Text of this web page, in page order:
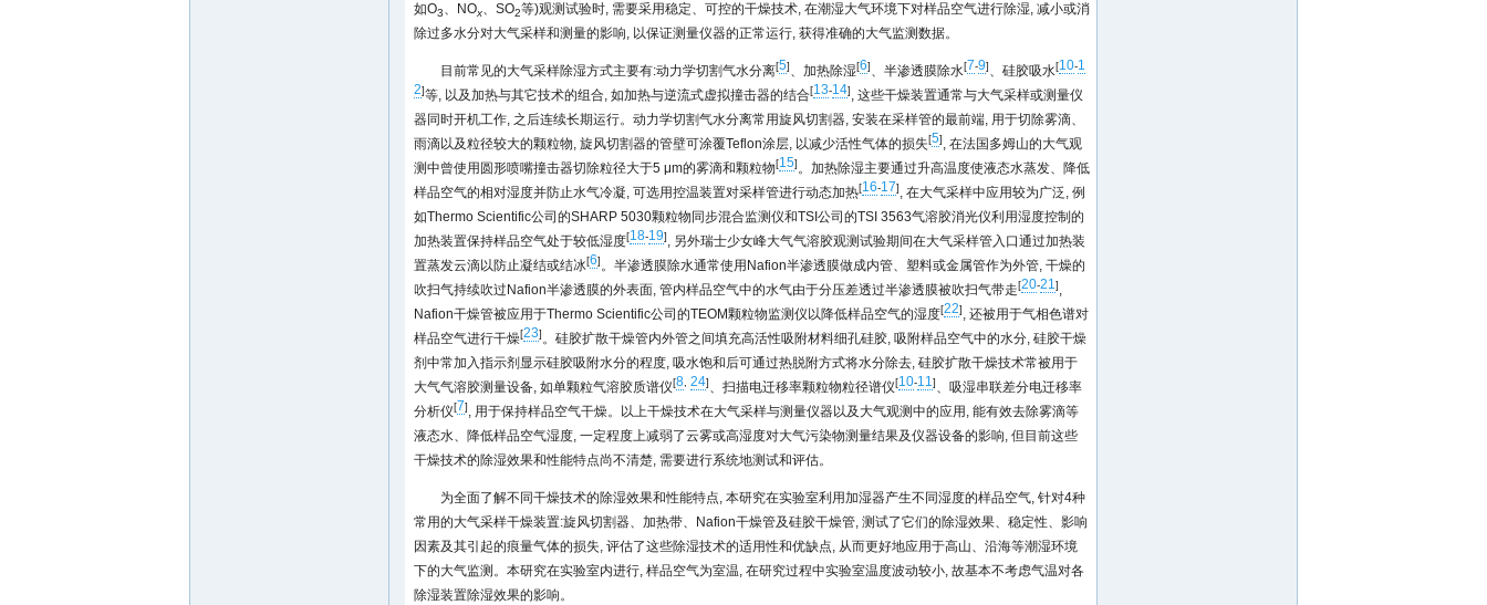
如O3、NOx、SO2等)观测试验时, 需要采用稳定、可控的干燥技术, 在潮湿大气环境下对样品空气进行除湿, 减小或消
除过多水分对大气采样和测量的影响, 以保证测量仪器的正常运行, 获得准确的大气监测数据。
目前常见的大气采样除湿方式主要有:动力学切割气水分离[5]、加热除湿[6]、半渗透膜除水[7-9]、硅胶吸水[10-1
2]等, 以及加热与其它技术的组合, 如加热与逆流式虚拟撞击器的结合[13-14], 这些干燥装置通常与大气采样或测量仪
器同时开机工作, 之后连续长期运行。动力学切割气水分离常用旋风切割器, 安装在采样管的最前端, 用于切除雾滴、
雨滴以及粒径较大的颗粒物, 旋风切割器的管壁可涂覆Teflon涂层, 以减少活性气体的损失[5], 在法国多姆山的大气观
测中曾使用圆形喷嘴撞击器切除粒径大于5 μm的雾滴和颗粒物[15]。加热除湿主要通过升高温度使液态水蒸发、降低
样品空气的相对湿度并防止水气冷凝, 可选用控温装置对采样管进行动态加热[16-17], 在大气采样中应用较为广泛, 例
如Thermo Scientific公司的SHARP 5030颗粒物同步混合监测仪和TSI公司的TSI 3563气溶胶消光仪利用湿度控制的
加热装置保持样品空气处于较低湿度[18-19], 另外瑞士少女峰大气气溶胶观测试验期间在大气采样管入口通过加热装
置蒸发云滴以防止凝结或结冰[6]。半渗透膜除水通常使用Nafion半渗透膜做成内管、塑料或金属管作为外管, 干燥的
吹扫气持续吹过Nafion半渗透膜的外表面, 管内样品空气中的水气由于分压差透过半渗透膜被吹扫气带走[20-21],
Nafion干燥管被应用于Thermo Scientific公司的TEOM颗粒物监测仪以降低样品空气的湿度[22], 还被用于气相色谱对
样品空气进行干燥[23]。硅胶扩散干燥管内外管之间填充高活性吸附材料细孔硅胶, 吸附样品空气中的水分, 硅胶干燥
剂中常加入指示剂显示硅胶吸附水分的程度, 吸水饱和后可通过热脱附方式将水分除去, 硅胶扩散干燥技术常被用于
大气气溶胶测量设备, 如单颗粒气溶胶质谱仪[8, 24]、扫描电迁移率颗粒物粒径谱仪[10-11]、吸湿串联差分电迁移率
分析仪[7], 用于保持样品空气干燥。以上干燥技术在大气采样与测量仪器以及大气观测中的应用, 能有效去除雾滴等
液态水、降低样品空气湿度, 一定程度上减弱了云雾或高湿度对大气污染物测量结果及仪器设备的影响, 但目前这些
干燥技术的除湿效果和性能特点尚不清楚, 需要进行系统地测试和评估。
为全面了解不同干燥技术的除湿效果和性能特点, 本研究在实验室利用加湿器产生不同湿度的样品空气, 针对4种
常用的大气采样干燥装置:旋风切割器、加热带、Nafion干燥管及硅胶干燥管, 测试了它们的除湿效果、稳定性、影响
因素及其引起的痕量气体的损失, 评估了这些除湿技术的适用性和优缺点, 从而更好地应用于高山、沿海等潮湿环境
下的大气监测。本研究在实验室内进行, 样品空气为室温, 在研究过程中实验室温度波动较小, 故基本不考虑气温对各
除湿装置除湿效果的影响。